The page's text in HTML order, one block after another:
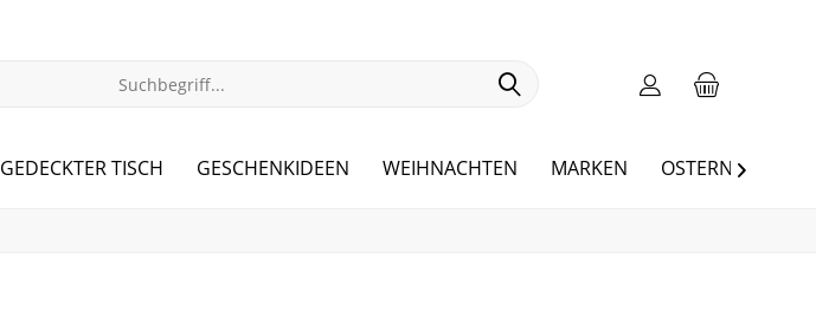
GEDECKTER TISCH GESCHENKIDEEN WEIHNACHTEN MARKEN OSTERN 